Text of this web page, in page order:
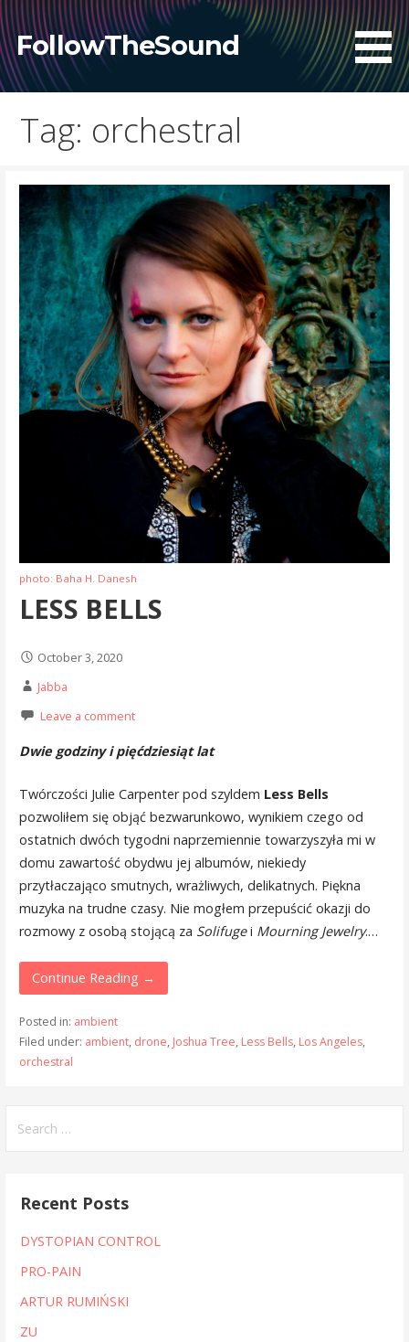
Skip
to
content
FollowTheSound
Tag: orchestral
photo: Baha H. Danesh
LESS BELLS
October 3, 2020
Jabba
Leave a comment
Dwie godziny i pięćdziesiąt lat
Twórczości Julie Carpenter pod szyldem Less Bells
pozwoliłem się objąć bezwarunkowo, wynikiem czego od
ostatnich dwóch tygodni naprzemiennie towarzyszyła mi w
domu zawartość obydwu jej albumów, niekiedy
przytłaczająco smutnych, wrażliwych, delikatnych. Piękna
muzyka na trudne czasy. Nie mogłem przepuścić okazji do
rozmowy z osobą stojącą za Solifugei Mourning Jewelry.…
Continue Reading →
Posted in: ambient
Filed under: ambient, drone, Joshua Tree, Less Bells, Los Angeles,
orchestral
for:
Recent Posts
DYSTOPIAN CONTROL
PRO-PAIN
ARTUR RUMIŃSKI
ZU